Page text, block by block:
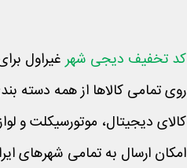
کد تخفیف دیجی شهرغیراول برای
روی تمامی کالاها از همه دسته
کالای دیجیتال، موتورسیکلت و
امکان ارسال به تمامی شهرهای